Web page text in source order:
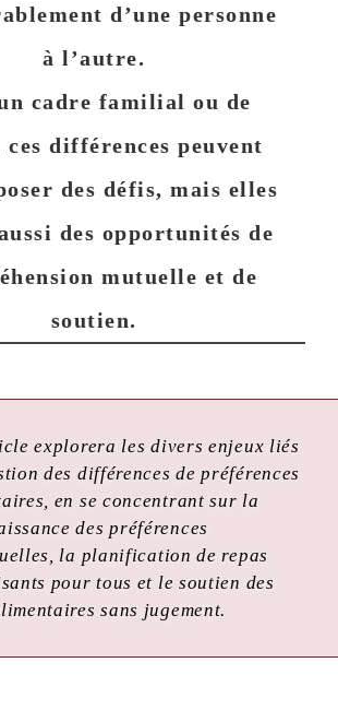
d’une personne
à l’autre.
cadre familial ou de
ces différences peuvent
des défis, mais elles
des opportunités de
mutuelle et de
soutien.
explorera les divers enjeux liés
des différences de préférences
en se concentrant sur la
des préférences
la planification de repas
pour tous et le soutien des
sans jugement.